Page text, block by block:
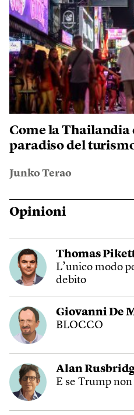
Come la Thailandia
paradiso del
Junko Terao
Opinioni
Thomas
L’unico modo
debito
Giovanni De
BLOCCO
Alan
E se Trump